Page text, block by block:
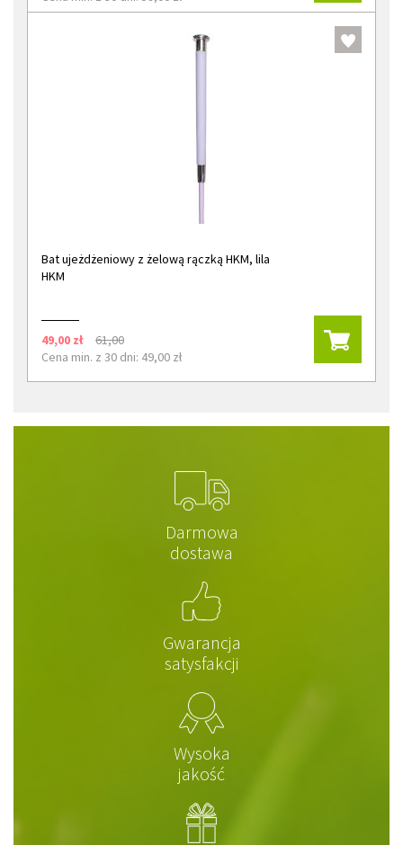
Bat ujeżdżeniowy z żelową rączką HKM, lila
HKM
49,00 zł
61,00
Cena min. z 30 dni: 49,00 zł
Darmowa
dostawa
Gwarancja
satysfakcji
Wysoka
jakość